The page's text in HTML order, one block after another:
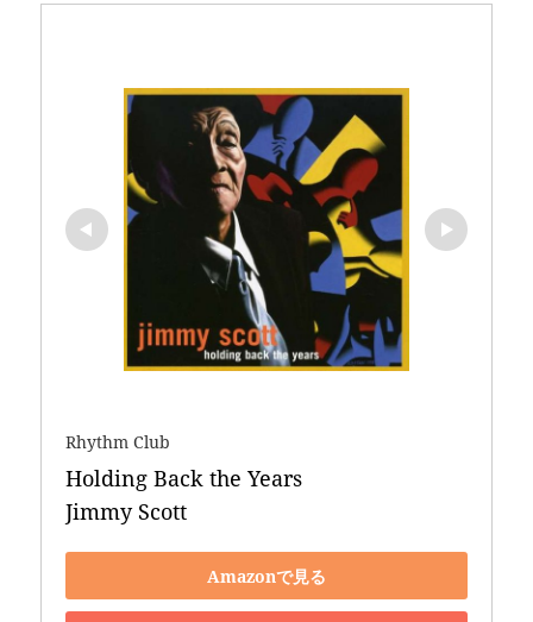
Rhythm Club
Holding Back the Years
Jimmy Scott
Amazonで見る